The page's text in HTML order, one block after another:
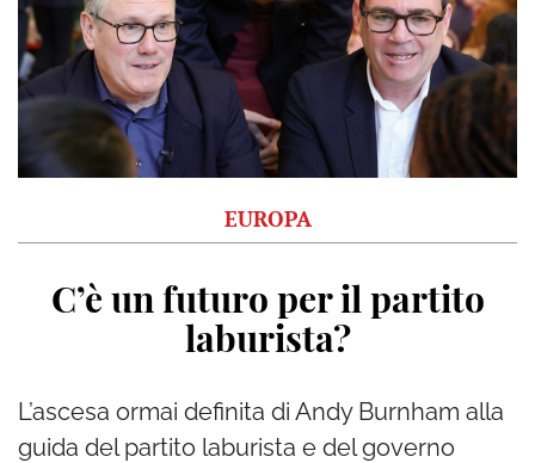
EUROPA
C’è un futuro per il partito
laburista?
L’ascesa ormai definita di Andy Burnham alla
guida del partito laburista e del governo